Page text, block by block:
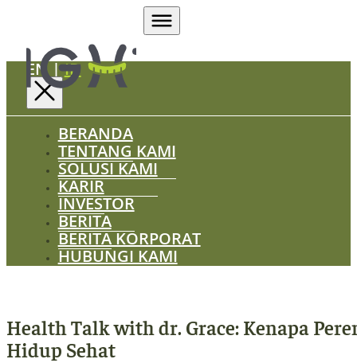
EN|ID
BERANDA
TENTANG KAMI
SOLUSI KAMI
KARIR
INVESTOR
BERITA
BERITA KORPORAT
HUBUNGI KAMI
Health Talk with dr. Grace: Kenapa
Hidup Sehat